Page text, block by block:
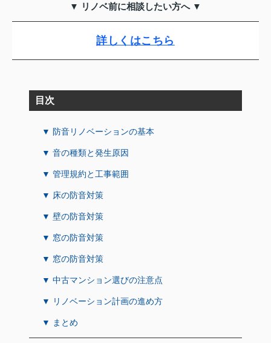
▼ リノベ前に相談したい方へ ▼
詳しくはこちら
目次
▼ 防音リノベーションの基本
▼ 音の種類と発生原因
▼ 管理規約と工事範囲
▼ 床の防音対策
▼ 壁の防音対策
▼ 窓の防音対策
▼ 窓の防音対策
▼ 中古マンション選びの注意点
▼ リノベーション計画の進め方
▼ まとめ